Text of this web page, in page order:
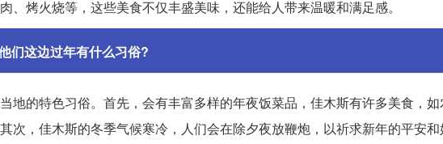
、烤火烧等，这些美食不仅丰盛美味，还能给人带来温暖和满足感。
们这边过年有什么习俗?
地的特色习俗。首先，会有丰富多样的年夜饭菜品，佳木斯有许多美食，
次，佳木斯的冬季气候寒冷，人们会在除夕夜放鞭炮，以祈求新年的平安